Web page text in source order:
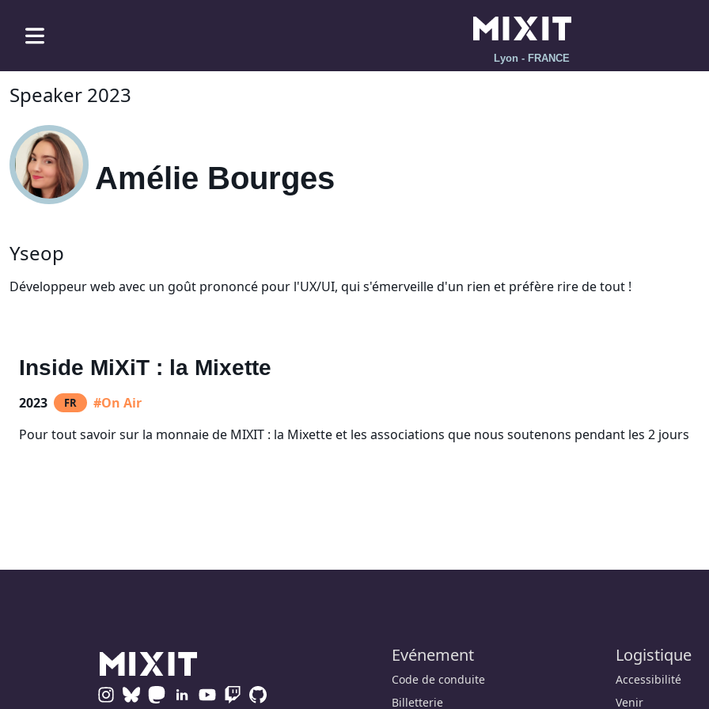
Lyon - FRANCE
Speaker 2023
Amélie Bourges
Yseop
Développeur web avec un goût prononcé pour l'UX/UI, qui s'émerveille d'un rien et préfère rire de tout !
Inside MiXiT : la Mixette
2023 FR
#On Air
Pour tout savoir sur la monnaie de MIXIT : la Mixette et les associations que nous soutenons pendant les 2 jours
Evénement
Code de conduite
Billetterie
Logistique
Accessibilité
Venir